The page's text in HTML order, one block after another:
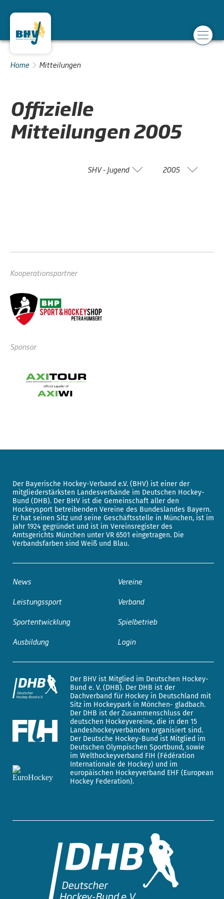
Home Mitteilungen
Offizielle
Mitteilungen2005
SHV - Jugend 2005
Kooperationspartner
Sponsor
Der Bayerische Hockey-Verband e.V. (BHV) ist einer der
mitgliederstärksten Landesverbände im Deutschen Hockey-
Bund (DHB). Der BHV ist die Gemeinschaft aller den
Hockeysport betreibenden Vereine des Bundeslandes Bayern.
Er hat seinen Sitz und seine Geschäftsstelle in München, ist im
Jahr 1924 gegründet und ist im Vereinsregister des
Amtsgerichts München unter VR 6501 eingetragen. Die
Verbandsfarben sind Weiß und Blau.
News
Leistungssport
Sportentwicklung
Ausbildung
Vereine
Verband
Spielbetrieb
Login
Der BHV ist Mitglied im Deutschen Hockey-
Bund e. V. (DHB). Der DHB ist der
Dachverband für Hockey in Deutschland mit
Sitz im Hockeypark in Mönchen- gladbach.
Der DHB ist der Zusammenschluss der
deutschen Hockeyvereine, die in den 15
Landeshockeyverbänden organisiert sind.
Der Deutsche Hockey-Bund ist Mitglied im
Deutschen Olympischen Sportbund, sowie
im Welthockeyverband FIH (Fédération
Internationale de Hockey) und im
europäischen Hockeyverband EHF (European
Hockey Federation).